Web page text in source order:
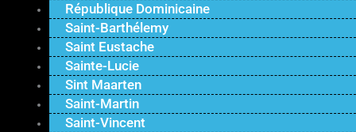
République Dominicaine
Saint-Barthélemy
Saint Eustache
Sainte-Lucie
Sint Maarten
Saint-Martin
Saint-Vincent